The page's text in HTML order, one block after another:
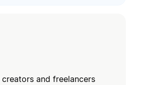
and freelancers